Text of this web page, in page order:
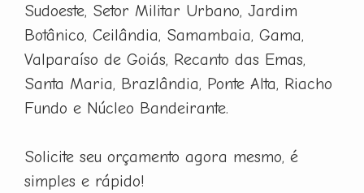
Sudoeste, Setor Militar Urbano, Jardim
Botânico, Ceilândia, Samambaia, Gama,
Valparaíso de Goiás, Recanto das Emas,
Santa Maria, Brazlândia, Ponte Alta, Riacho
Fundo e Núcleo Bandeirante.
Solicite seu orçamento agora mesmo, é
simples e rápido!